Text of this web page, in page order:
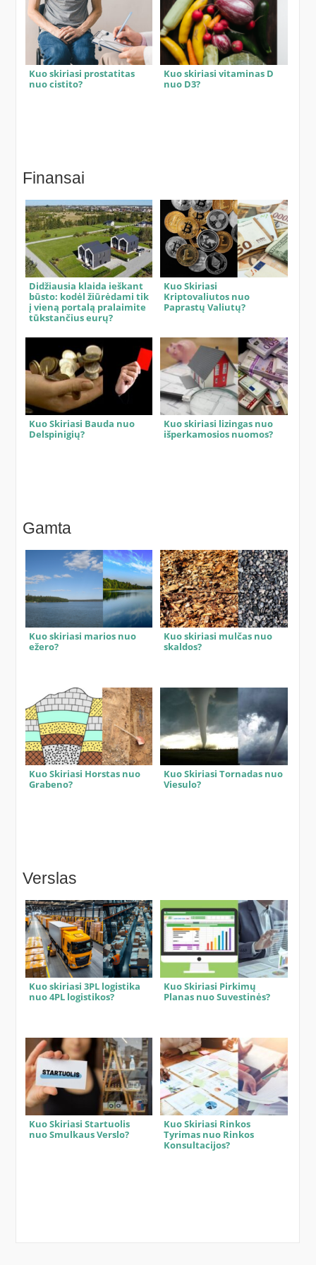
Kuo skiriasi prostatitas
nuo cistito?
Kuo skiriasi vitaminas D
nuo D3?
Finansai
Didžiausia klaida ieškant
būsto: kodėl žiūrėdami tik
į vieną portalą pralaimite
tūkstančius eurų?
Kuo Skiriasi
Kriptovaliutos nuo
Paprastų Valiutų?
Kuo Skiriasi Bauda nuo
Delspinigių?
Kuo skiriasi lizingas nuo
išperkamosios nuomos?
Gamta
Kuo skiriasi marios nuo
ežero?
Kuo skiriasi mulčas nuo
skaldos?
Kuo Skiriasi Horstas nuo
Grabeno?
Kuo Skiriasi Tornadas nuo
Viesulo?
Verslas
Kuo skiriasi 3PL logistika
nuo 4PL logistikos?
Kuo Skiriasi Pirkimų
Planas nuo Suvestinės?
Kuo Skiriasi Startuolis
nuo Smulkaus Verslo?
Kuo Skiriasi Rinkos
Tyrimas nuo Rinkos
Konsultacijos?